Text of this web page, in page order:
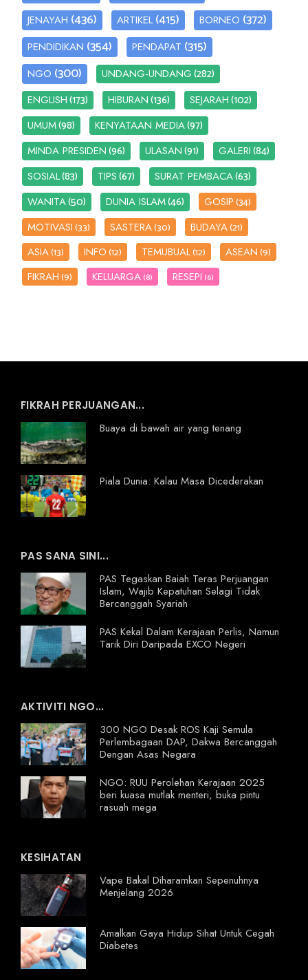
JENAYAH (436) ARTIKEL (415) BORNEO (372)
PENDIDIKAN (354) PENDAPAT (315)
NGO (300) UNDANG-UNDANG(282)
ENGLISH(173) HIBURAN(136) SEJARAH(102)
UMUM(98) KENYATAAN MEDIA(97)
MINDA PRESIDEN(96) ULASAN(91) GALERI(84)
SOSIAL(83) TIPS(67) SURAT PEMBACA(63)
WANITA(50) DUNIA ISLAM(46) GOSIP(34)
MOTIVASI(33) SASTERA(30) BUDAYA(21)
ASIA(13) INFO(12) TEMUBUAL(12) ASEAN(9)
FIKRAH(9) KELUARGA (8) RESEPI (6)
FIKRAH PERJUANGAN...
Buaya di bawah air yang tenang
Piala Dunia: Kalau Masa Dicederakan
PAS SANA SINI...
PAS Tegaskan Baiah Teras Perjuangan
Islam, Wajib Kepatuhan Selagi Tidak
Bercanggah Syariah
PAS Kekal Dalam Kerajaan Perlis, Namun
Tarik Diri Daripada EXCO Negeri
AKTIVITI NGO...
300 NGO Desak ROS Kaji Semula
Perlembagaan DAP, Dakwa Bercanggah
Dengan Asas Negara
NGO: RUU Perolehan Kerajaan 2025
beri kuasa mutlak menteri, buka pintu
rasuah mega
KESIHATAN
Vape Bakal Diharamkan Sepenuhnya
Menjelang 2026
Amalkan Gaya Hidup Sihat Untuk Cegah
Diabetes